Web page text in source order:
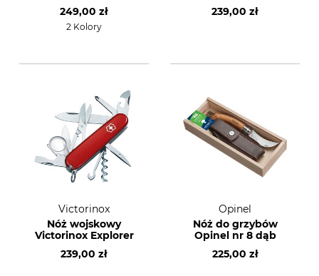
249,00 zł
2 Kolory
239,00 zł
Victorinox
Nóż wojskowy
Victorinox Explorer
239,00 zł
Opinel
Nóż do grzybów
Opinel nr 8 dąb
225,00 zł